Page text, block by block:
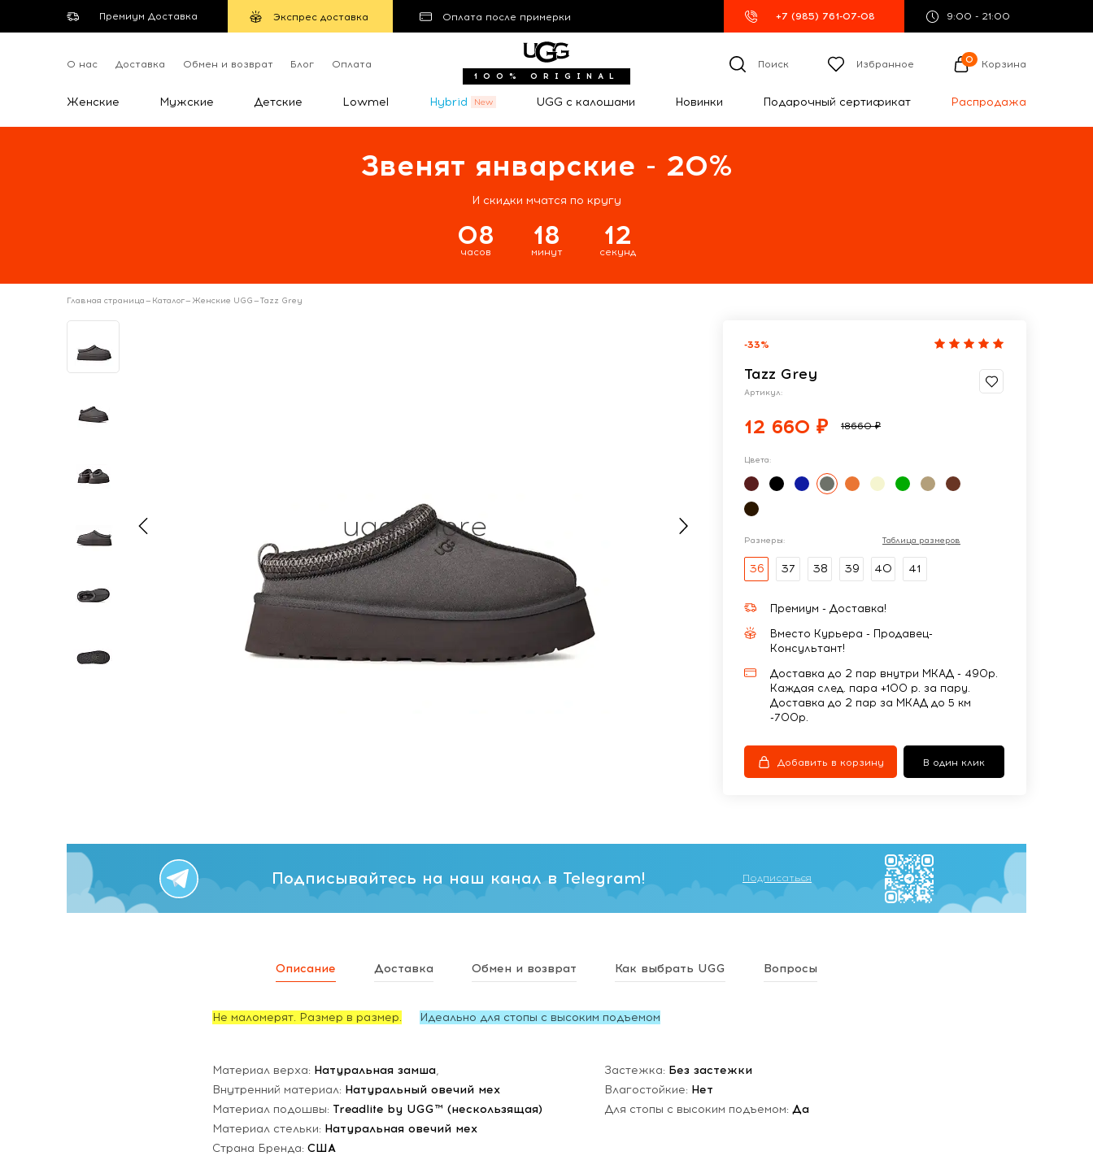
Премиум Доставка Экспрес доставка Оплата после примерки +7 (985) 761-07-08 9:00 - 21:00
О нас Доставка Обмен и возврат Блог Оплата
100% ORIGINAL
Поиск Избранное 0 Корзина
Женские Мужские Детские Lowmel Hybrid UGG с калошами Новинки Подарочный сертификат Распродажа
Звенят январские - 20%
И скидки мчатся по кругу
08
часов
18
минут
11
секунд
Главная страница— Каталог— Женские UGG—Tazz Grey
-33%
Tazz Grey
Артикул:
12 660 ₽ 18660 ₽
Цвета:
Размеры: Таблица размеров
36 37 38 39 40 41
Премиум - Доставка!
Вместо Курьера - Продавец-
Консультант!
Доставка до 2 пар внутри МКАД - 490р.
Каждая след. пара +100 р. за пару.
Доставка до 2 пар за МКАД до 5 км
-700р.
Добавить в корзину В один клик
Подписывайтесь на наш канал в Telegram! Подписаться
Описание Доставка Обмен и возврат Как выбрать UGG Вопросы
Не маломерят. Размер в размер. Идеально для стопы с высоким подъемом
Материал верха: Натуральная замша,
Внутренний материал: Натуральный овечий мех
Материал подошвы: Treadlite by UGG™ (нескользящая)
Материал стельки: Натуральная овечий мех
Страна Бренда: США
Застежка: Без застежки
Влагостойкие: Нет
Для стопы с высоким подъемом: Да